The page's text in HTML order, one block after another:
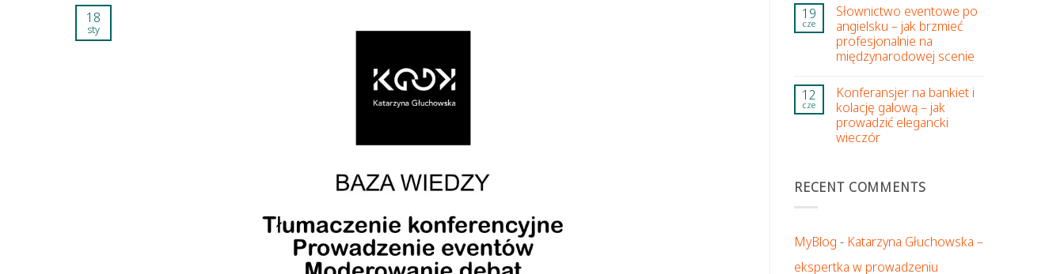
18
sty
19
cze
Słownictwo eventowe po
angielsku – jak brzmieć
profesjonalnie na
międzynarodowej scenie
12
cze
Konferansjer na bankiet i
kolację galową – jak
prowadzić elegancki
wieczór
RECENT COMMENTS
MyBlog - Katarzyna Głuchowska –
ekspertka w prowadzeniu